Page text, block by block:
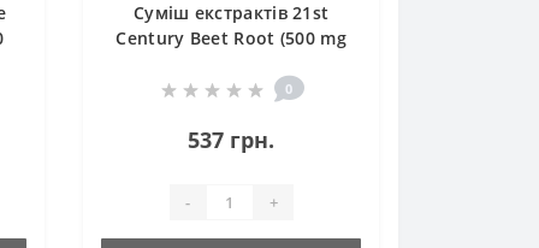
Суміш екстрактів 21st
Century Beet Root (500 mg
0
537 грн.
- +